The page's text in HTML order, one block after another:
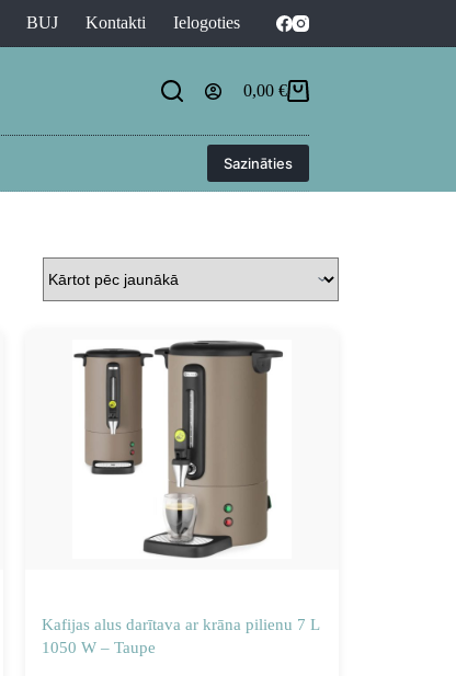
BUJ Kontakti Ielogoties
0,00 €
Sazināties
Kafijas alus darītava ar krāna pilienu 7 L
1050 W – Taupe